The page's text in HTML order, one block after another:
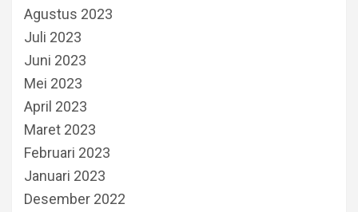
Agustus 2023
Juli 2023
Juni 2023
Mei 2023
April 2023
Maret 2023
Februari 2023
Januari 2023
Desember 2022